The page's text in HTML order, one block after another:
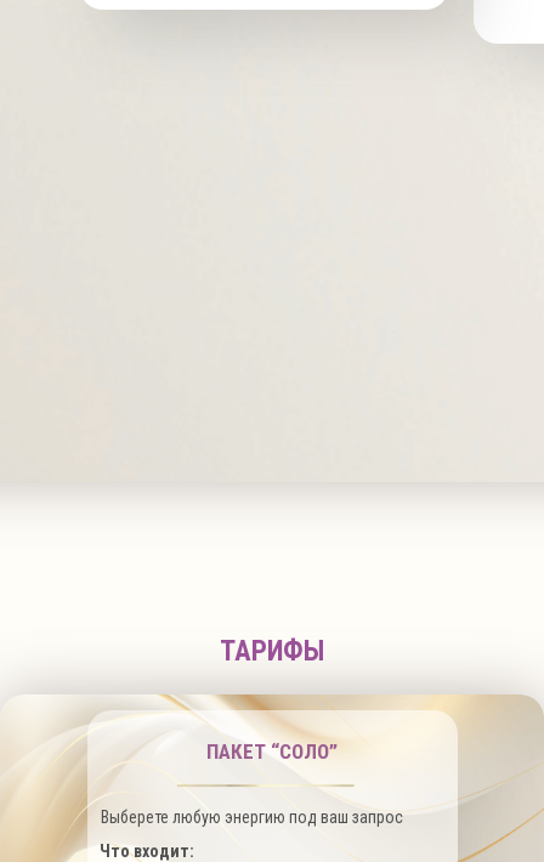
ТАРИФЫ
ПАКЕТ “СОЛО”
Выберете любую энергию под ваш запрос
Что входит: